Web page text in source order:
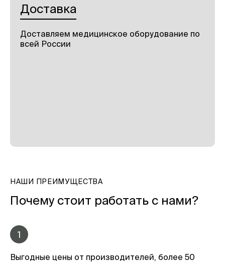
Доставка
Доставляем медицинское оборудование по
всей России
НАШИ ПРЕИМУЩЕСТВА
Почему стоит работать с нами?
1
Выгодные цены от производителей, более 50